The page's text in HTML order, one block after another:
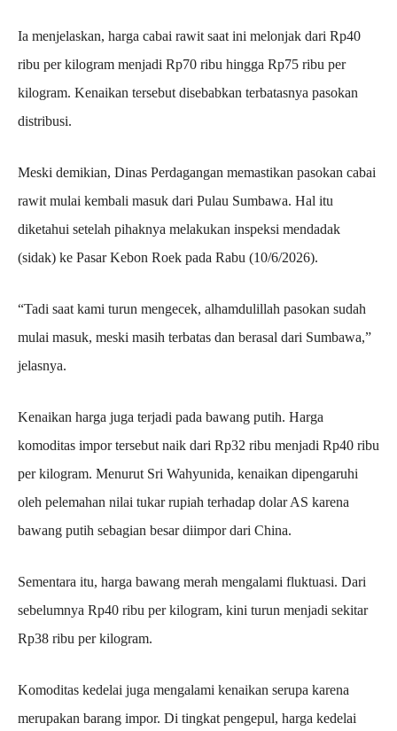
Ia menjelaskan, harga cabai rawit saat ini melonjak dari Rp40
ribu per kilogram menjadi Rp70 ribu hingga Rp75 ribu per
kilogram. Kenaikan tersebut disebabkan terbatasnya pasokan
distribusi.
Meski demikian, Dinas Perdagangan memastikan pasokan cabai
rawit mulai kembali masuk dari Pulau Sumbawa. Hal itu
diketahui setelah pihaknya melakukan inspeksi mendadak
(sidak) ke Pasar Kebon Roek pada Rabu (10/6/2026).
“Tadi saat kami turun mengecek, alhamdulillah pasokan sudah
mulai masuk, meski masih terbatas dan berasal dari Sumbawa,”
jelasnya.
Kenaikan harga juga terjadi pada bawang putih. Harga
komoditas impor tersebut naik dari Rp32 ribu menjadi Rp40 ribu
per kilogram. Menurut Sri Wahyunida, kenaikan dipengaruhi
oleh pelemahan nilai tukar rupiah terhadap dolar AS karena
bawang putih sebagian besar diimpor dari China.
Sementara itu, harga bawang merah mengalami fluktuasi. Dari
sebelumnya Rp40 ribu per kilogram, kini turun menjadi sekitar
Rp38 ribu per kilogram.
Komoditas kedelai juga mengalami kenaikan serupa karena
merupakan barang impor. Di tingkat pengepul, harga kedelai